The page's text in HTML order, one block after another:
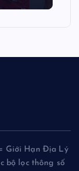
Giới Hạn Địa Lý
bộ lọc thông số